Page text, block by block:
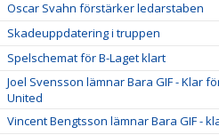
Oscar Svahn förstärker ledarstaben
Skadeuppdatering i truppen
Spelschemat för B-Laget klart
Joel Svensson lämnar Bara GIF - Klar
United
Vincent Bengtsson lämnar Bara GIF -